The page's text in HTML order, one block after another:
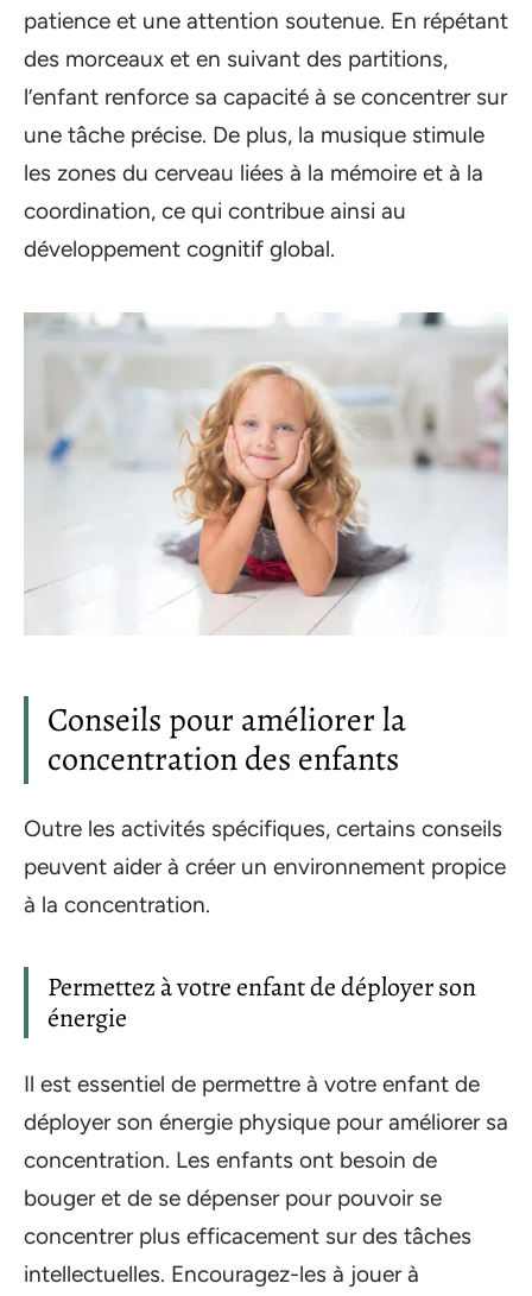
patience et une attention soutenue. En répétant
des morceaux et en suivant des partitions,
l’enfant renforce sa capacité à se concentrer sur
une tâche précise. De plus, la musique stimule
les zones du cerveau liées à la mémoire et à la
coordination, ce qui contribue ainsi au
développement cognitif global.
Conseils pour améliorer la
concentration des enfants
Outre les activités spécifiques, certains conseils
peuvent aider à créer un environnement propice
à la concentration.
Permettez à votre enfant de déployer son
énergie
Il est essentiel de permettre à votre enfant de
déployer son énergie physique pour améliorer sa
concentration. Les enfants ont besoin de
bouger et de se dépenser pour pouvoir se
concentrer plus efficacement sur des tâches
intellectuelles. Encouragez-les à jouer à